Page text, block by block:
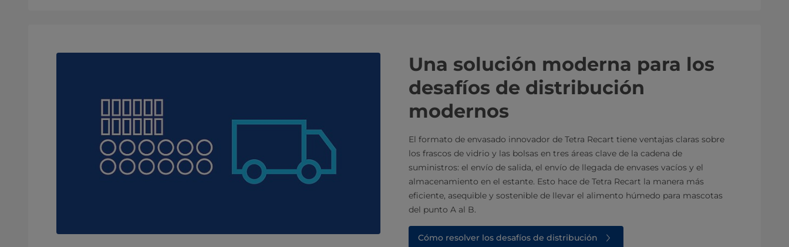
Una solución moderna para los
desafíos de distribución
modernos
El formato de envasado innovador de Tetra Recart tiene ventajas claras sobre
los frascos de vidrio y las bolsas en tres áreas clave de la cadena de
suministros: el envío de salida, el envío de llegada de envases vacíos y el
almacenamiento en el estante. Esto hace de Tetra Recart la manera más
eficiente, asequible y sostenible de llevar el alimento húmedo para mascotas
del punto A al B.
Cómo resolver los desafíos de distribución